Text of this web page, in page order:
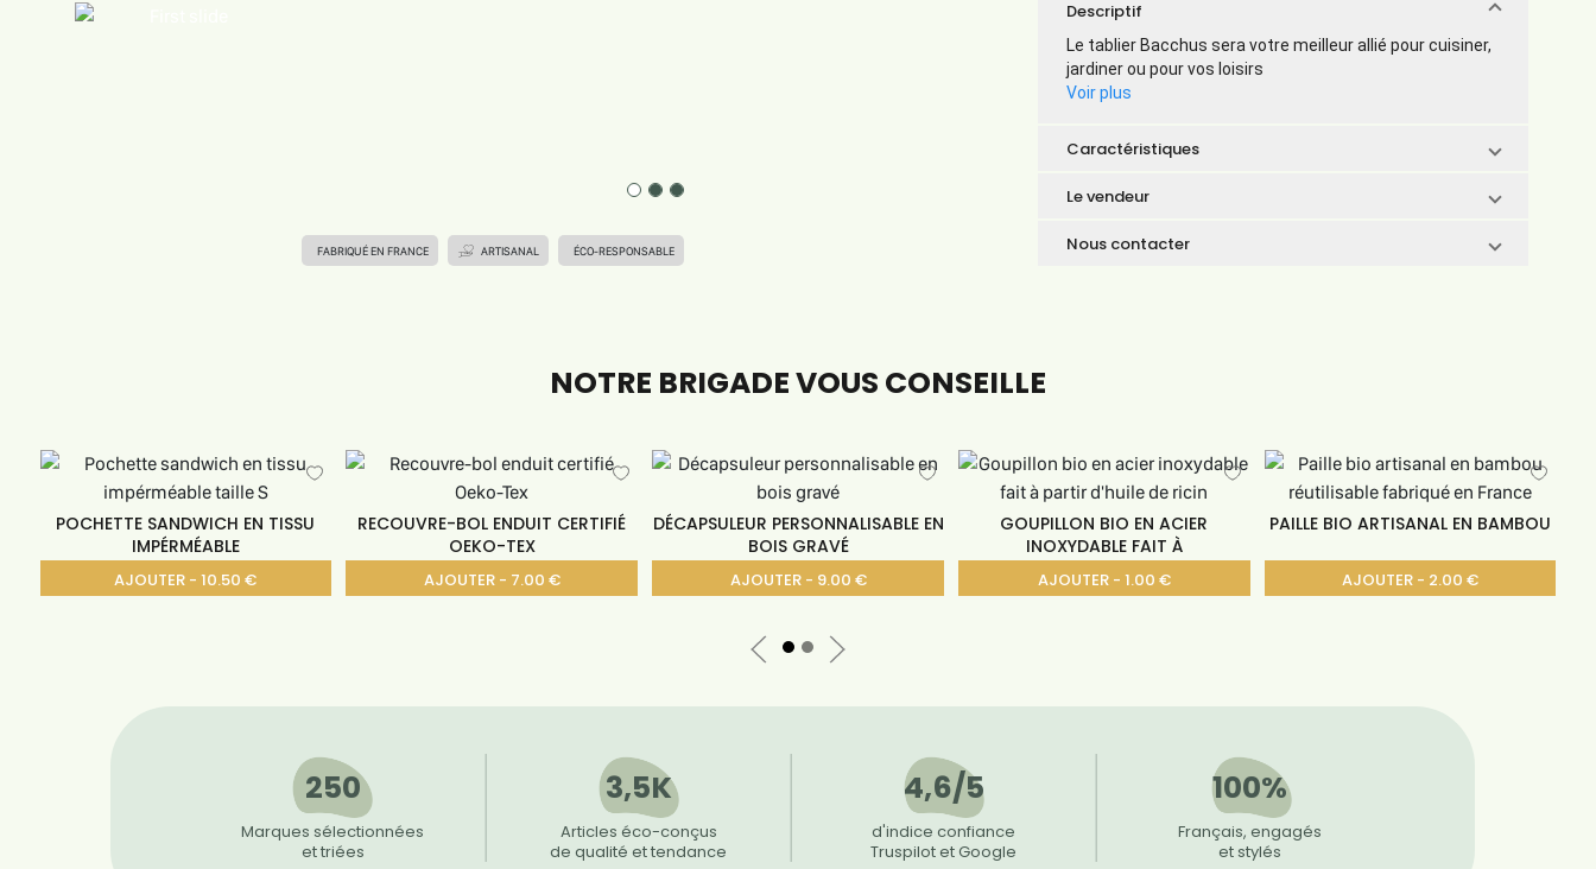
FABRIQUÉ EN FRANCE ARTISANAL ÉCO-RESPONSABLE
Descriptif
Le tablier Bacchus sera votre meilleur allié pour cuisiner,
jardiner ou pour vos loisirs
Voir plus
Caractéristiques
Le vendeur
Nous contacter
NOTRE BRIGADE VOUS CONSEILLE
POCHETTE SANDWICH EN TISSU
IMPÉRMÉABLE
AJOUTER - 10.50 €
RECOUVRE-BOL ENDUIT CERTIFIÉ
OEKO-TEX
AJOUTER - 7.00 €
DÉCAPSULEUR PERSONNALISABLE EN
BOIS GRAVÉ
AJOUTER - 9.00 €
GOUPILLON BIO EN ACIER
INOXYDABLE FAIT À
AJOUTER - 1.00 €
PAILLE BIO ARTISANAL EN BAMBOU
AJOUTER - 2.00 €
250
Marques sélectionnées
et triées
3,5K
Articles éco-conçus
de qualité et tendance
4,6/5
d'indice confiance
Truspilot et Google
100%
Français, engagés
et stylés